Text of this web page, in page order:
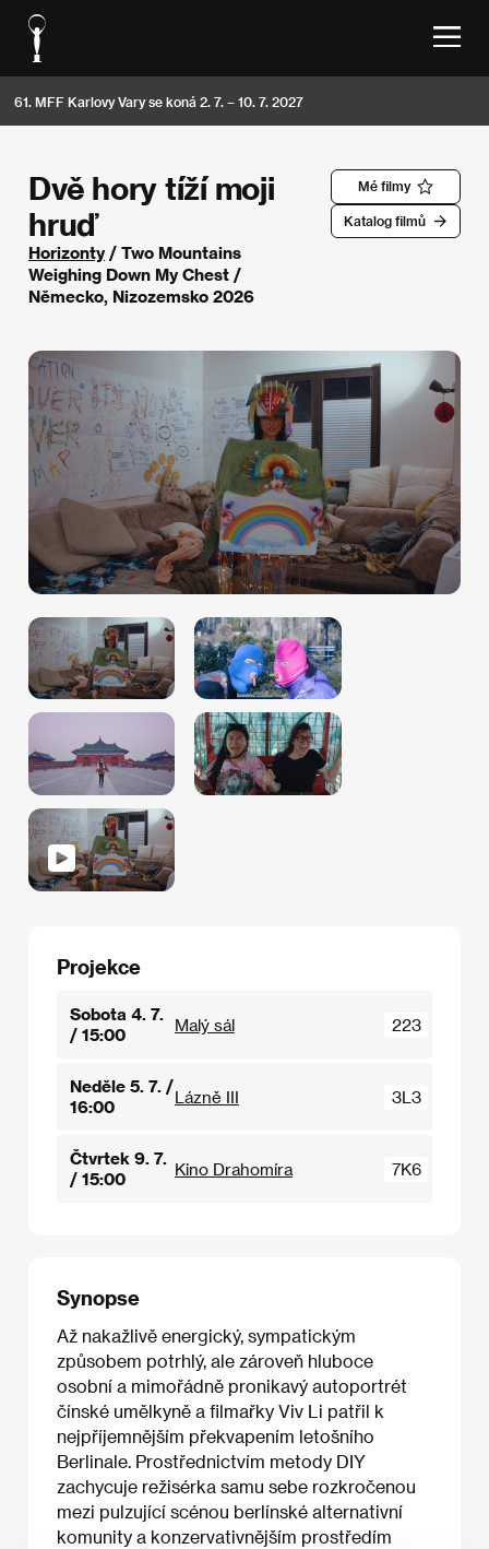
61. MFF Karlovy Vary se koná 2. 7. – 10. 7. 2027
Mé filmy
Katalog filmů
Dvě hory tíží moji
hruď
Horizonty/ Two Mountains
Weighing Down My Chest /
Německo, Nizozemsko 2026
Projekce
Sobota 4. 7.
/ 15:00
Malý sál 223
Neděle 5. 7. /
16:00
Lázně III 3L3
Čtvrtek 9. 7.
/ 15:00
Kino Drahomíra 7K6
Synopse
Až nakažlivě energický, sympatickým
způsobem potrhlý, ale zároveň hluboce
osobní a mimořádně pronikavý autoportrét
čínské umělkyně a filmařky Viv Li patřil k
nejpříjemnějším překvapením letošního
Berlinale. Prostřednictvím metody DIY
zachycuje režisérka samu sebe rozkročenou
mezi pulzující scénou berlínské alternativní
komunity a konzervativnějším prostředím